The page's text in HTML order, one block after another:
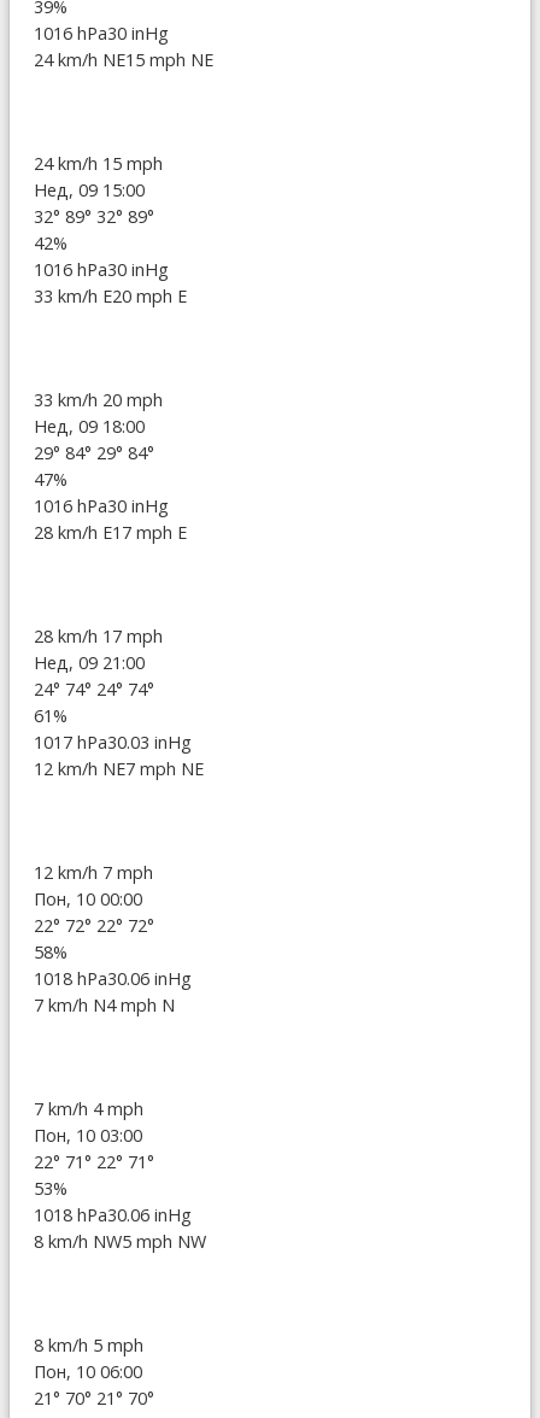
39%
1016 hPa30 inHg
24 km/h NE15 mph NE
24 km/h 15 mph
Нед, 09 15:00
32° 89° 32° 89°
42%
1016 hPa30 inHg
33 km/h E20 mph E
33 km/h 20 mph
Нед, 09 18:00
29° 84° 29° 84°
47%
1016 hPa30 inHg
28 km/h E17 mph E
28 km/h 17 mph
Нед, 09 21:00
24° 74° 24° 74°
61%
1017 hPa30.03 inHg
12 km/h NE7 mph NE
12 km/h 7 mph
Пон, 10 00:00
22° 72° 22° 72°
58%
1018 hPa30.06 inHg
7 km/h N4 mph N
7 km/h 4 mph
Пон, 10 03:00
22° 71° 22° 71°
53%
1018 hPa30.06 inHg
8 km/h NW5 mph NW
8 km/h 5 mph
Пон, 10 06:00
21° 70° 21° 70°